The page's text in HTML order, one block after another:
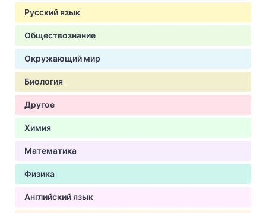
Русский язык
Обществознание
Окружающий мир
Биология
Другое
Химия
Математика
Физика
Английский язык